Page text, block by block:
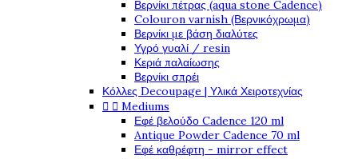
Βερνίκι πέτρας (aqua stone Cadence)
Colouron varnish (Βερνικόχρωμα)
Βερνίκι με βάση διαλύτες
Υγρό γυαλί / resin
Κεριά παλαίωσης
Βερνίκι σπρέι
Κόλλες Decoupage | Υλικά Χειροτεχνίας
  Mediums
Εφέ βελούδο Cadence 120 ml
Antique Powder Cadence 70 ml
Εφέ καθρέφτη - mirror effect